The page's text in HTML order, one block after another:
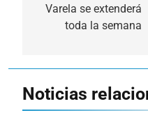
Varela se extenderá
toda la semana
Noticias